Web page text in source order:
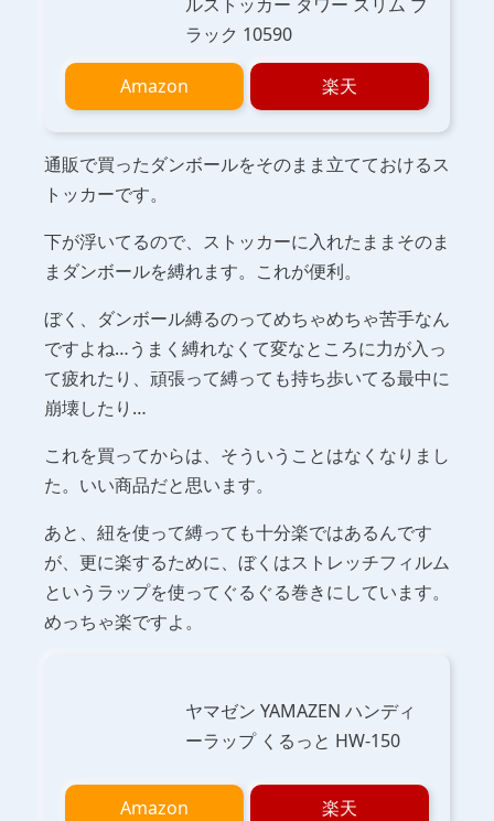
ルストッカー タワー スリム ブ
ラック 10590
Amazon 楽天
通販で買ったダンボールをそのまま立てておけるス
トッカーです。
下が浮いてるので、ストッカーに入れたままそのま
まダンボールを縛れます。これが便利。
ぼく、ダンボール縛るのってめちゃめちゃ苦手なん
ですよね…うまく縛れなくて変なところに力が入っ
て疲れたり、頑張って縛っても持ち歩いてる最中に
崩壊したり…
これを買ってからは、そういうことはなくなりまし
た。いい商品だと思います。
あと、紐を使って縛っても十分楽ではあるんです
が、更に楽するために、ぼくはストレッチフィルム
というラップを使ってぐるぐる巻きにしています。
めっちゃ楽ですよ。
ヤマゼン YAMAZEN ハンディ
ーラップ くるっと HW-150
Amazon 楽天